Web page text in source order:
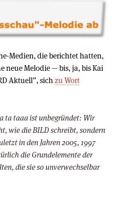
Medien, die berichtet hatten,
neue Melodie — bis, ja, bis Kai
Aktuell”, sichzu Wort
ta taaa ist unbegründet: Wir
wie die BILD schreibt, sondern
in den Jahren 2005, 1997
die Grundelemente der
die sie so unverwechselbar